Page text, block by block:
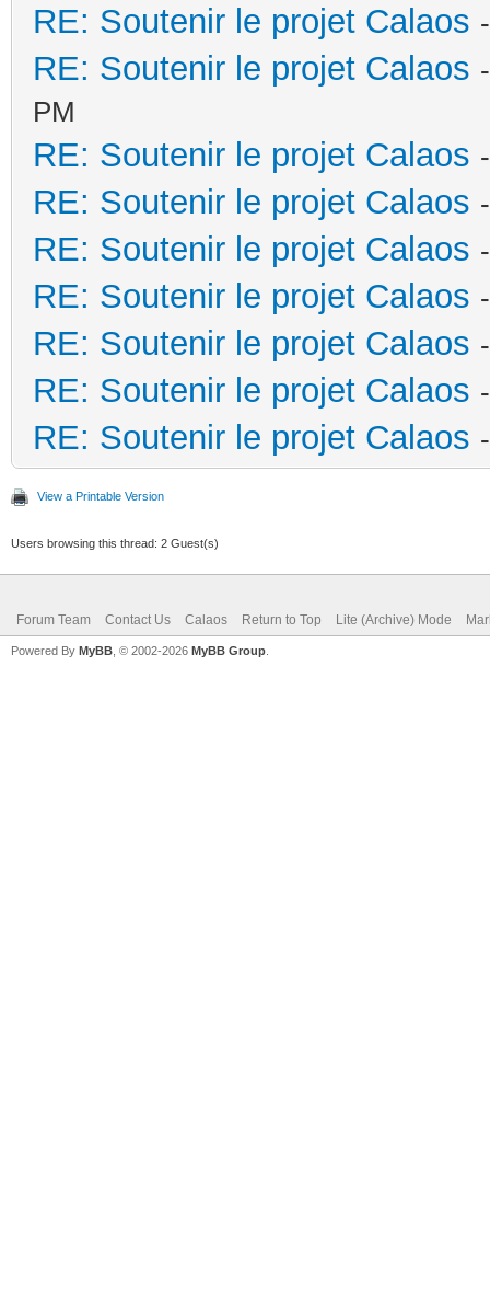
RE: Soutenir le projet Calaos
RE: Soutenir le projet Calaos
PM
RE: Soutenir le projet Calaos
RE: Soutenir le projet Calaos
RE: Soutenir le projet Calaos
RE: Soutenir le projet Calaos
RE: Soutenir le projet Calaos
RE: Soutenir le projet Calaos
RE: Soutenir le projet Calaos
View a Printable Version
Users browsing this thread: 2 Guest(s)
Forum Team Contact Us Calaos Return to Top Lite (Archive) Mode
Powered By MyBB , © 2002-2026 MyBB Group